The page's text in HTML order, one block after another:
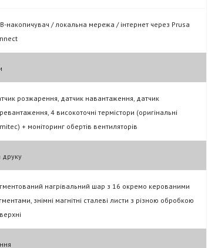
накопичувач / локальна мережа / інтернет через Prusa
розжарення, датчик навантаження, датчик
4 високоточні термістори (оригінальні
+ моніторинг обертів вентиляторів
друку
нагрівальний шар з 16 окремо керованими
знімні магнітні сталеві листи з різною обробкою